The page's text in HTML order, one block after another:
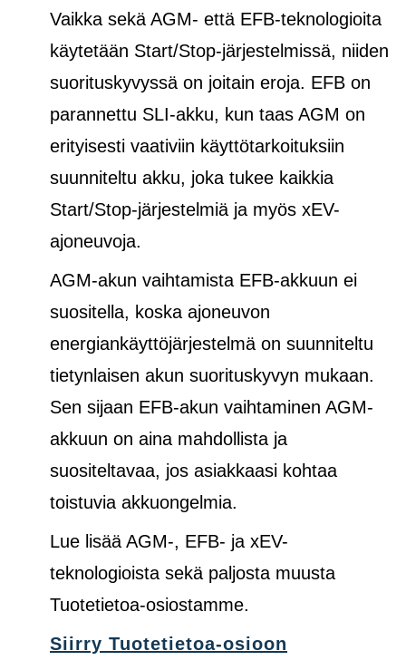
Vaikka sekä AGM- että EFB-teknologioita
käytetään Start/Stop-järjestelmissä, niiden
suorituskyvyssä on joitain eroja. EFB on
parannettu SLI-akku, kun taas AGM on
erityisesti vaativiin käyttötarkoituksiin
suunniteltu akku, joka tukee kaikkia
Start/Stop-järjestelmiä ja myös xEV-
ajoneuvoja.
AGM-akun vaihtamista EFB-akkuun ei
suositella, koska ajoneuvon
energiankäyttöjärjestelmä on suunniteltu
tietynlaisen akun suorituskyvyn mukaan.
Sen sijaan EFB-akun vaihtaminen AGM-
akkuun on aina mahdollista ja
suositeltavaa, jos asiakkaasi kohtaa
toistuvia akkuongelmia.
Lue lisää AGM-, EFB- ja xEV-
teknologioista sekä paljosta muusta
Tuotetietoa-osiostamme.
Siirry Tuotetietoa-osioon